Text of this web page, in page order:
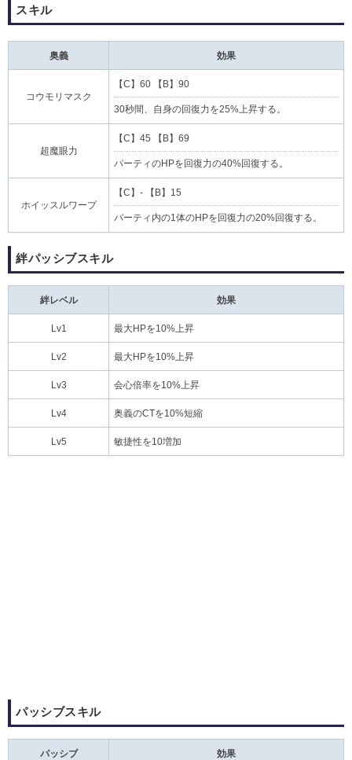
スキル
奥義 効果
コウモリマスク
【C】60 【B】90
30秒間、自身の回復力を25%上昇する。
超魔眼力
【C】45 【B】69
パーティのHPを回復力の40%回復する。
ホイッスルワープ
【C】- 【B】15
パーティ内の1体のHPを回復力の20%回復する。
絆パッシブスキル
絆レベル 効果
Lv1 最大HPを10%上昇
Lv2 最大HPを10%上昇
Lv3 会心倍率を10%上昇
Lv4 奥義のCTを10%短縮
Lv5 敏捷性を10増加
パッシブスキル
パッシブ 効果